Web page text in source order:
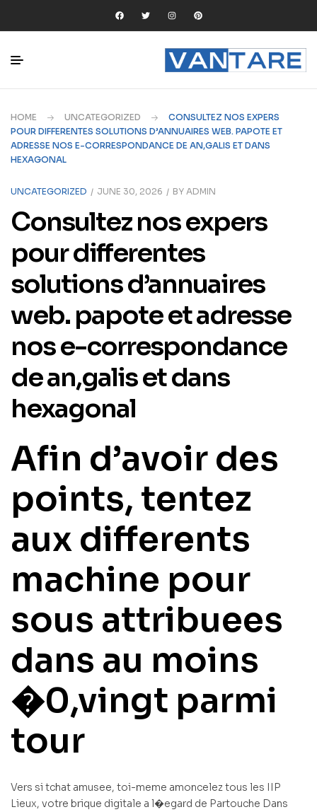
HOME UNCATEGORIZED
CONSULTEZ NOS EXPERS
POUR DIFFERENTES SOLUTIONS D’ANNUAIRES WEB. PAPOTE ET
ADRESSE NOS E-CORRESPONDANCE DE AN,GALIS ET DANS
HEXAGONAL
UNCATEGORIZED JUNE 30, 2026 BY ADMIN
Consultez nos expers
pour differentes
solutions d’annuaires
web. papote et adresse
nos e-correspondance
de an,galis et dans
hexagonal
Afin d’avoir des
points, tentez
aux differents
machine pour
sous attribuees
dans au moins
�0,vingt parmi
tour
Vers si tchat amusee, toi-meme amoncelez tous les IIP
Lieux, votre brique digitale a l�egard de Partouche Dans